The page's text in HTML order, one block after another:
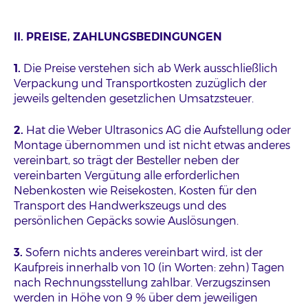
II. PREISE, ZAHLUNGSBEDINGUNGEN
1. Die Preise verstehen sich ab Werk ausschließlich
Verpackung und Transportkosten zuzüglich der
jeweils geltenden gesetzlichen Umsatzsteuer.
2. Hat die Weber Ultrasonics AG die Aufstellung oder
Montage übernommen und ist nicht etwas anderes
vereinbart, so trägt der Besteller neben der
vereinbarten Vergütung alle erforderlichen
Nebenkosten wie Reisekosten, Kosten für den
Transport des Handwerkszeugs und des
persönlichen Gepäcks sowie Auslösungen.
3. Sofern nichts anderes vereinbart wird, ist der
Kaufpreis innerhalb von 10 (in Worten: zehn) Tagen
nach Rechnungsstellung zahlbar. Verzugszinsen
werden in Höhe von 9 % über dem jeweiligen